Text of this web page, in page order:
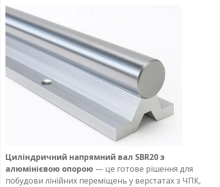
Циліндричний напрямний вал SBR20 з
алюмінієвою опорою — це готове рішення для
побудови лінійних переміщень у верстатах з ЧПК,